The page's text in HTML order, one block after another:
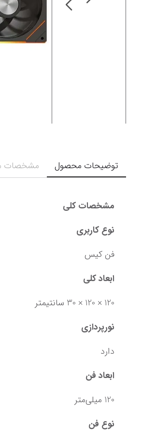
توضیحات محصول مشخصات
مشخصات کلی
نوع کاربری
فن کیس
ابعاد کلی
120 × 120 × 30 سانتیمتر
نورپردازی
دارد
ابعاد فن
120 میلی‌متر
نوع فن